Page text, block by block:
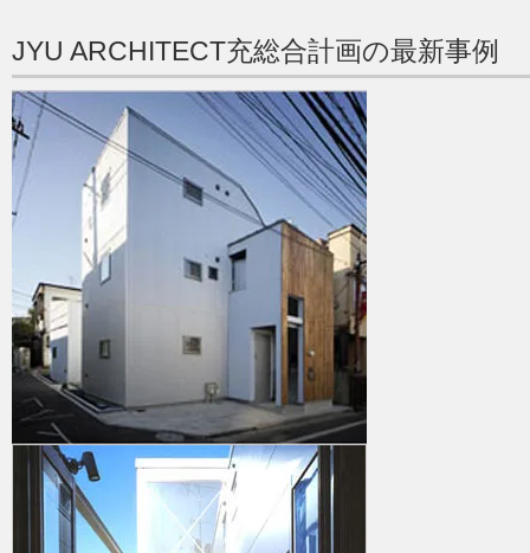
JYU ARCHITECT充総合計画の最新事例